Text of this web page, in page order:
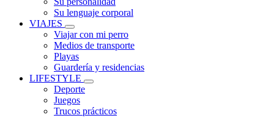
Su lenguaje corporal
VIAJES
Viajar con mi perro
Medios de transporte
Playas
Guardería y residencias
LIFESTYLE
Deporte
Juegos
Trucos prácticos